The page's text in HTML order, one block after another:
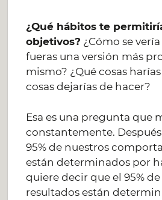
¿Qué hábitos te
objetivos? ¿Cómo se
fueras una versión más
mismo? ¿Qué cosas
cosas dejarías de hacer?
Esa es una pregunta que
constantemente.
95% de nuestros
están determinados por
quiere decir que el 95%
resultados están